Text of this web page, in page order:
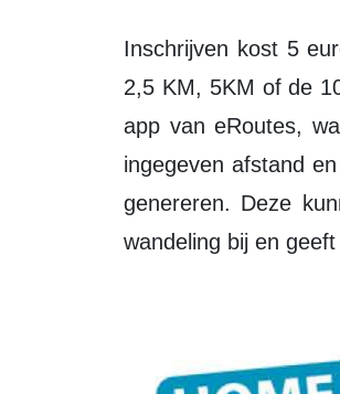
Inschrijven kost 5 euro per deelnemer. Met de app kan je zelf bepalen of je de
2,5 KM, 5KM of de
app van eRoutes,
ingegeven afstand
genereren. Deze
wandeling bij en